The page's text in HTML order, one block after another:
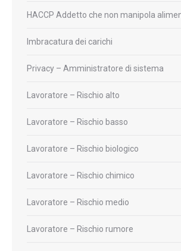
HACCP Addetto che non manipola
Imbracatura dei carichi
Privacy – Amministratore di sistema
Lavoratore – Rischio alto
Lavoratore – Rischio basso
Lavoratore – Rischio biologico
Lavoratore – Rischio chimico
Lavoratore – Rischio medio
Lavoratore – Rischio rumore